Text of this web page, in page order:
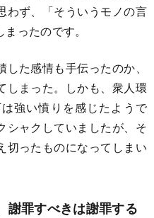
わず、「そういうモノの言
ったのです。
た感情も手伝ったのか、
しまった。しかも、衆人環
強い憤りを感じたようで
シャクしていましたが、そ
切ったものになってしまい
謝罪すべきは謝罪する